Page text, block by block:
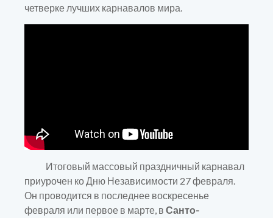
четверке лучших карнавалов мира.
Итоговый массовый праздничный карнавал
приурочен ко Дню Независимости 27 февраля.
Он проводится в последнее воскресенье
февраля или первое в марте, в Санто-